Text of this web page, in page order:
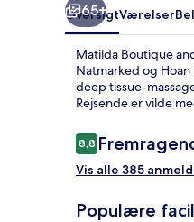
65+
OversigtVærelser
Matilda Boutique
Natmarked og
deep tissue-
Rejsende er vilde
Anmeldelser
8,88,8 ud af 10.
Vis alle 385
Populære